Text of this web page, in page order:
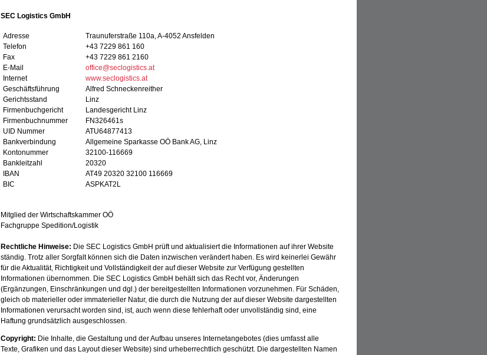
SEC Logistics GmbH
Adresse
Telefon
Fax
E-Mail
Internet
Geschäftsführung
Gerichtsstand
Firmenbuchgericht
Firmenbuchnummer
UID Nummer
Bankverbindung
Kontonummer
Bankleitzahl
IBAN
BIC
Traunuferstraße 110a, A-4052 Ansfelden
+43 7229 861 160
+43 7229 861 2160
office@seclogistics.at
www.seclogistics.at
Alfred Schneckenreither
Linz
Landesgericht Linz
FN326461s
ATU64877413
Allgemeine Sparkasse OÖ Bank AG, Linz
32100-116669
20320
AT49 20320 32100 116669
ASPKAT2L
Mitglied der Wirtschaftskammer OÖ
Fachgruppe Spedition/Logistik
Rechtliche Hinweise: Die SEC Logistics GmbH prüft und aktualisiert die Informationen auf ihrer Website
ständig. Trotz aller Sorgfalt können sich die Daten inzwischen verändert haben. Es wird keinerlei Gewähr
für die Aktualität, Richtigkeit und Vollständigkeit der auf dieser Website zur Verfügung gestellten
Informationen übernommen. Die SEC Logistics GmbH behält sich das Recht vor, Änderungen
(Ergänzungen, Einschränkungen und dgl.) der bereitgestellten Informationen vorzunehmen. Für Schäden,
gleich ob materieller oder immaterieller Natur, die durch die Nutzung der auf dieser Website dargestellten
Informationen verursacht worden sind, ist, auch wenn diese fehlerhaft oder unvollständig sind, eine
Haftung grundsätzlich ausgeschlossen.
Copyright: Die Inhalte, die Gestaltung und der Aufbau unseres Internetangebotes (dies umfasst alle
Texte, Grafiken und das Layout dieser Website) sind urheberrechtlich geschützt. Die dargestellten Namen